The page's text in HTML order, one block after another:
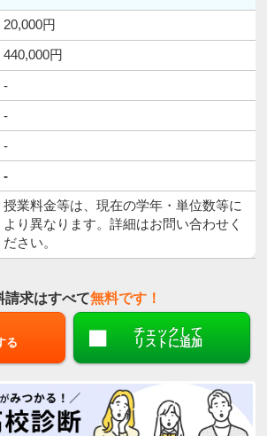
20,000円
440,000円
-
-
-
-
授業料金等は、現在の学年・単位数等に
より異なります。詳細はお問い合わせく
ださい。
請求はすべて無料です！
る
チェックして
リストに追加